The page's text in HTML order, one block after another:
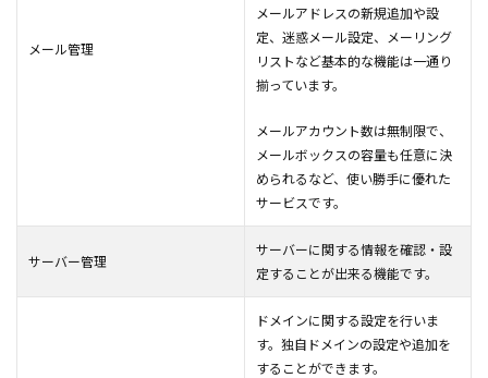
メール管理
メールアドレスの新規追加や設
定、迷惑メール設定、メーリング
リストなど基本的な機能は一通り
揃っています。
メールアカウント数は無制限で、
メールボックスの容量も任意に決
められるなど、使い勝手に優れた
サービスです。
サーバー管理
サーバーに関する情報を確認・設
定することが出来る機能です。
ドメインに関する設定を行いま
す。独自ドメインの設定や追加を
することができます。